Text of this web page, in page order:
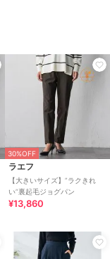
30%OFF
ラエフ
【大きいサイズ】”ラクきれ
い”裏起毛ジョグパン
¥13,860